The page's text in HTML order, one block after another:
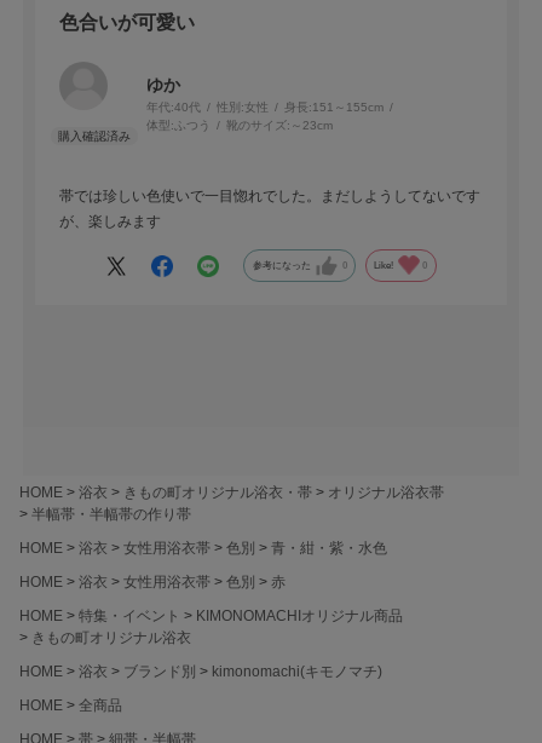
色合いが可愛い
ゆか
年代:40代 性別:女性 身長:151～155cm
体型:ふつう 靴のサイズ: ～23cm
帯では珍しい色使いで一目惚れでした。まだしようしてないです
が、楽しみます
参考になった 0 Like! 0
HOME 浴衣 きもの町オリジナル浴衣・帯
オリジナル浴衣帯
半幅帯・半幅帯の作り帯
HOME
浴衣 女性用浴衣帯 色別
青・紺・紫・水色
HOME
浴衣 女性用浴衣帯 色別
赤
HOME
特集・イベント
KIMONOMACHIオリジナル商品
きもの町オリジナル浴衣
HOME
浴衣 ブランド別
kimonomachi(キモノマチ)
HOME
全商品